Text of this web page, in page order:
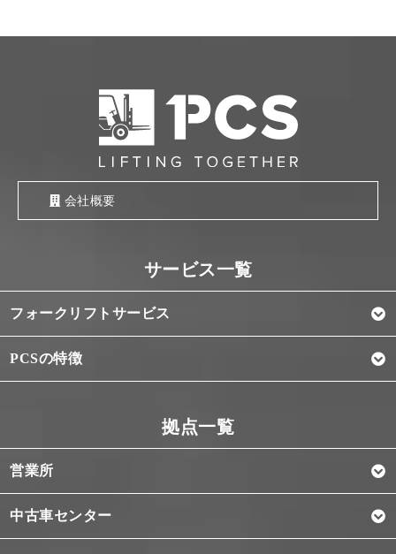
会社概要
フォークリフトサービス
PCSの特徴
営業所
中古車センター